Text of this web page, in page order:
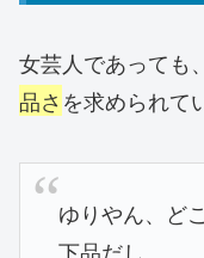
女芸人であっても
品さ を求められて
ゆりやん、ど
下品だし。